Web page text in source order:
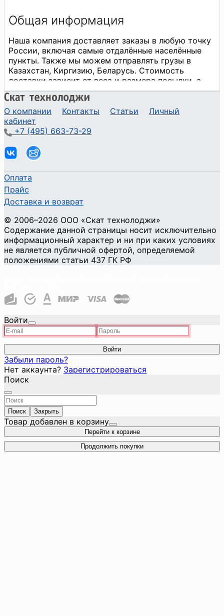
О компании Контакты Статьи
Личный
кабинет
+7 (495) 663-73-29
Оплата
Прайс
Доставка и возврат
© 2006–2026 ООО «Скат технолоджи»
Содержание данной страницы носит исключительно
информационный характер и ни при каких условиях
не является публичной офертой, определяемой
положениями статьи 437 ГК РФ
Войти
Войти
Забыли пароль?
Нет аккаунта? Зарегистрироваться
Поиск
Поиск Закрыть
Товар добавлен в корзину
Перейти к корзине
Продолжить покупки